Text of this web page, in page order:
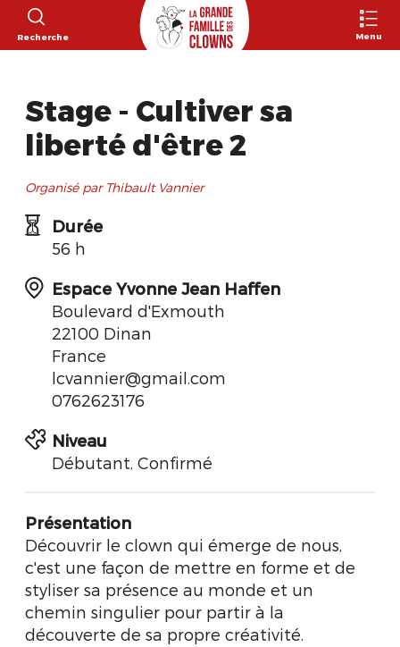
Recherche Menu
Stage - Cultiver sa
liberté d'être 2
Organisé par Thibault Vannier
Durée
56 h
Espace Yvonne Jean Haffen
Boulevard d'Exmouth
22100 Dinan
France
lcvannier@gmail.com
0762623176
Niveau
Débutant, Confirmé
Présentation
Découvrir le clown qui émerge de nous,
c'est une façon de mettre en forme et de
styliser sa présence au monde et un
chemin singulier pour partir à la
découverte de sa propre créativité.